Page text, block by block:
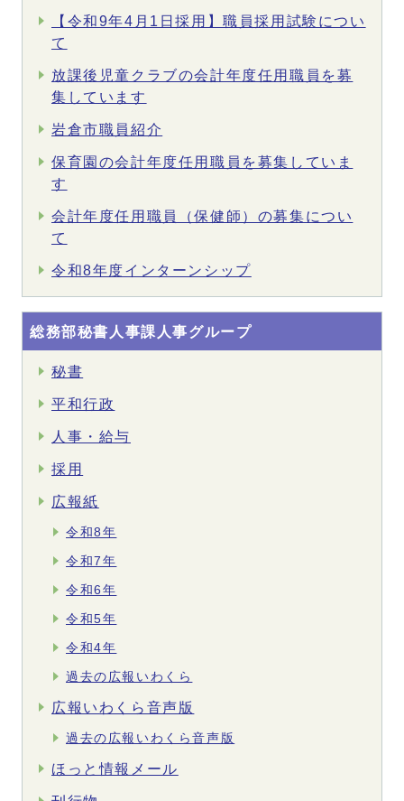
【令和9年4月1日採用】職員採用試験につい
て
放課後児童クラブの会計年度任用職員を募
集しています
岩倉市職員紹介
保育園の会計年度任用職員を募集していま
す
会計年度任用職員（保健師）の募集につい
て
令和8年度インターンシップ
総務部秘書人事課人事グループ
秘書
平和行政
人事・給与
採用
広報紙
令和8年
令和7年
令和6年
令和5年
令和4年
過去の広報いわくら
広報いわくら音声版
過去の広報いわくら音声版
ほっと情報メール